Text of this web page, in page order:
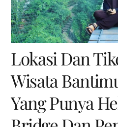
Lokasi Dan
Wisata
Yang Punya